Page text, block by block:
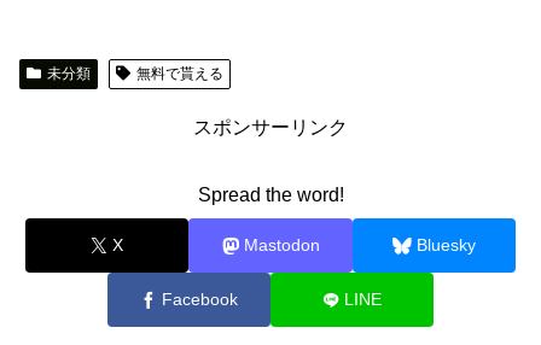
未分類 無料で貰える
スポンサーリンク
Spread the word!
X Mastodon Bluesky
Facebook LINE